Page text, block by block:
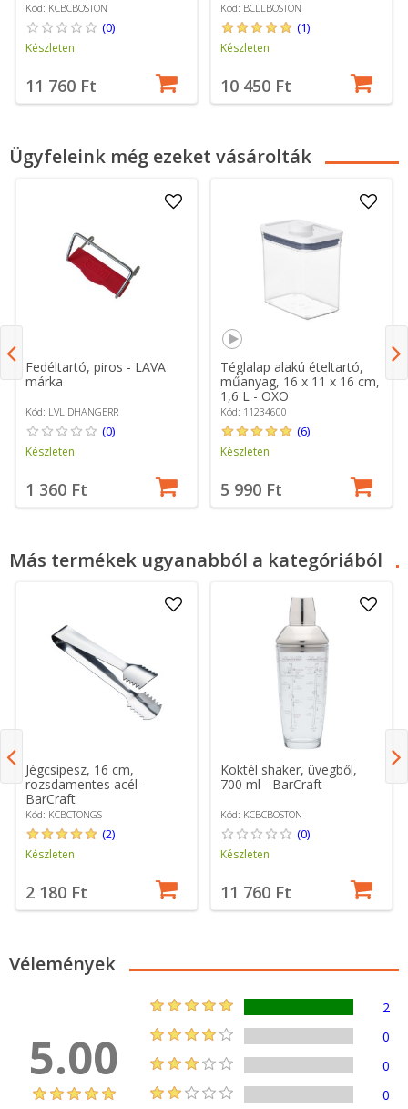
Kód: KCBCBOSTON
(0)
Készleten
11 760 Ft
Kód: BCLLBOSTON
(1)
Készleten
10 450 Ft
Ügyfeleink még ezeket vásárolták
Fedéltartó, piros - LAVA
márka
Kód: LVLIDHANGERR
(0)
Készleten
1 360 Ft
Téglalap alakú ételtartó,
műanyag, 16 x 11 x 16 cm,
1,6 L - OXO
Kód: 11234600
(6)
Készleten
5 990 Ft
Más termékek ugyanabból a kategóriából
Jégcsipesz, 16 cm,
rozsdamentes acél -
BarCraft
Kód: KCBCTONGS
(2)
Készleten
2 180 Ft
Koktél shaker, üvegből,
700 ml - BarCraft
Kód: KCBCBOSTON
(0)
Készleten
11 760 Ft
Vélemények
5.00
2
0
0
0